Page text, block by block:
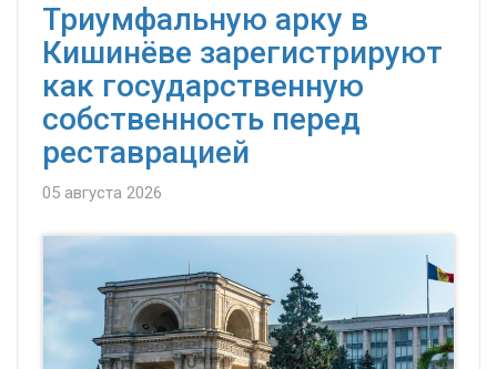
Триумфальную арку в
Кишинёве зарегистрируют
как государственную
собственность перед
реставрацией
05 августа 2026